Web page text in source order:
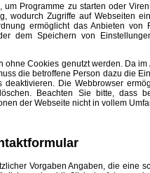
Programme zu starten oder
wodurch Zugriffe auf Webseiten
ermöglicht das Anbieten von
dem Speichern von
ohne Cookies genutzt werden. Da
die betroffene Person dazu die
Die Webbrowser
Beachten Sie bitte, dass
der Webseite nicht in vollem
Vorgaben Angaben, die eine